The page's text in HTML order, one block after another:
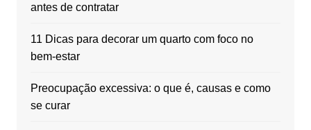
antes de contratar
11 Dicas para decorar um quarto com foco no
bem-estar
Preocupação excessiva: o que é, causas e como
se curar